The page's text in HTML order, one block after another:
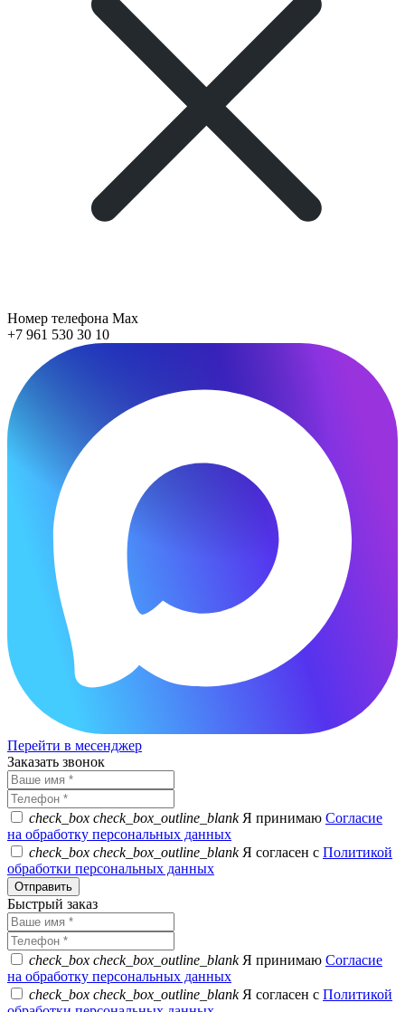
Номер телефона Max
+7 961 530 30 10
Перейти в месенджер
Заказать звонок
check_box check_box_outline_blankЯ принимаю Согласие
на обработку персональных данных
check_box check_box_outline_blankЯ согласен с Политикой
обработки персональных данных
Быстрый заказ
check_box check_box_outline_blankЯ принимаю Согласие
на обработку персональных данных
check_box check_box_outline_blankЯ согласен с Политикой